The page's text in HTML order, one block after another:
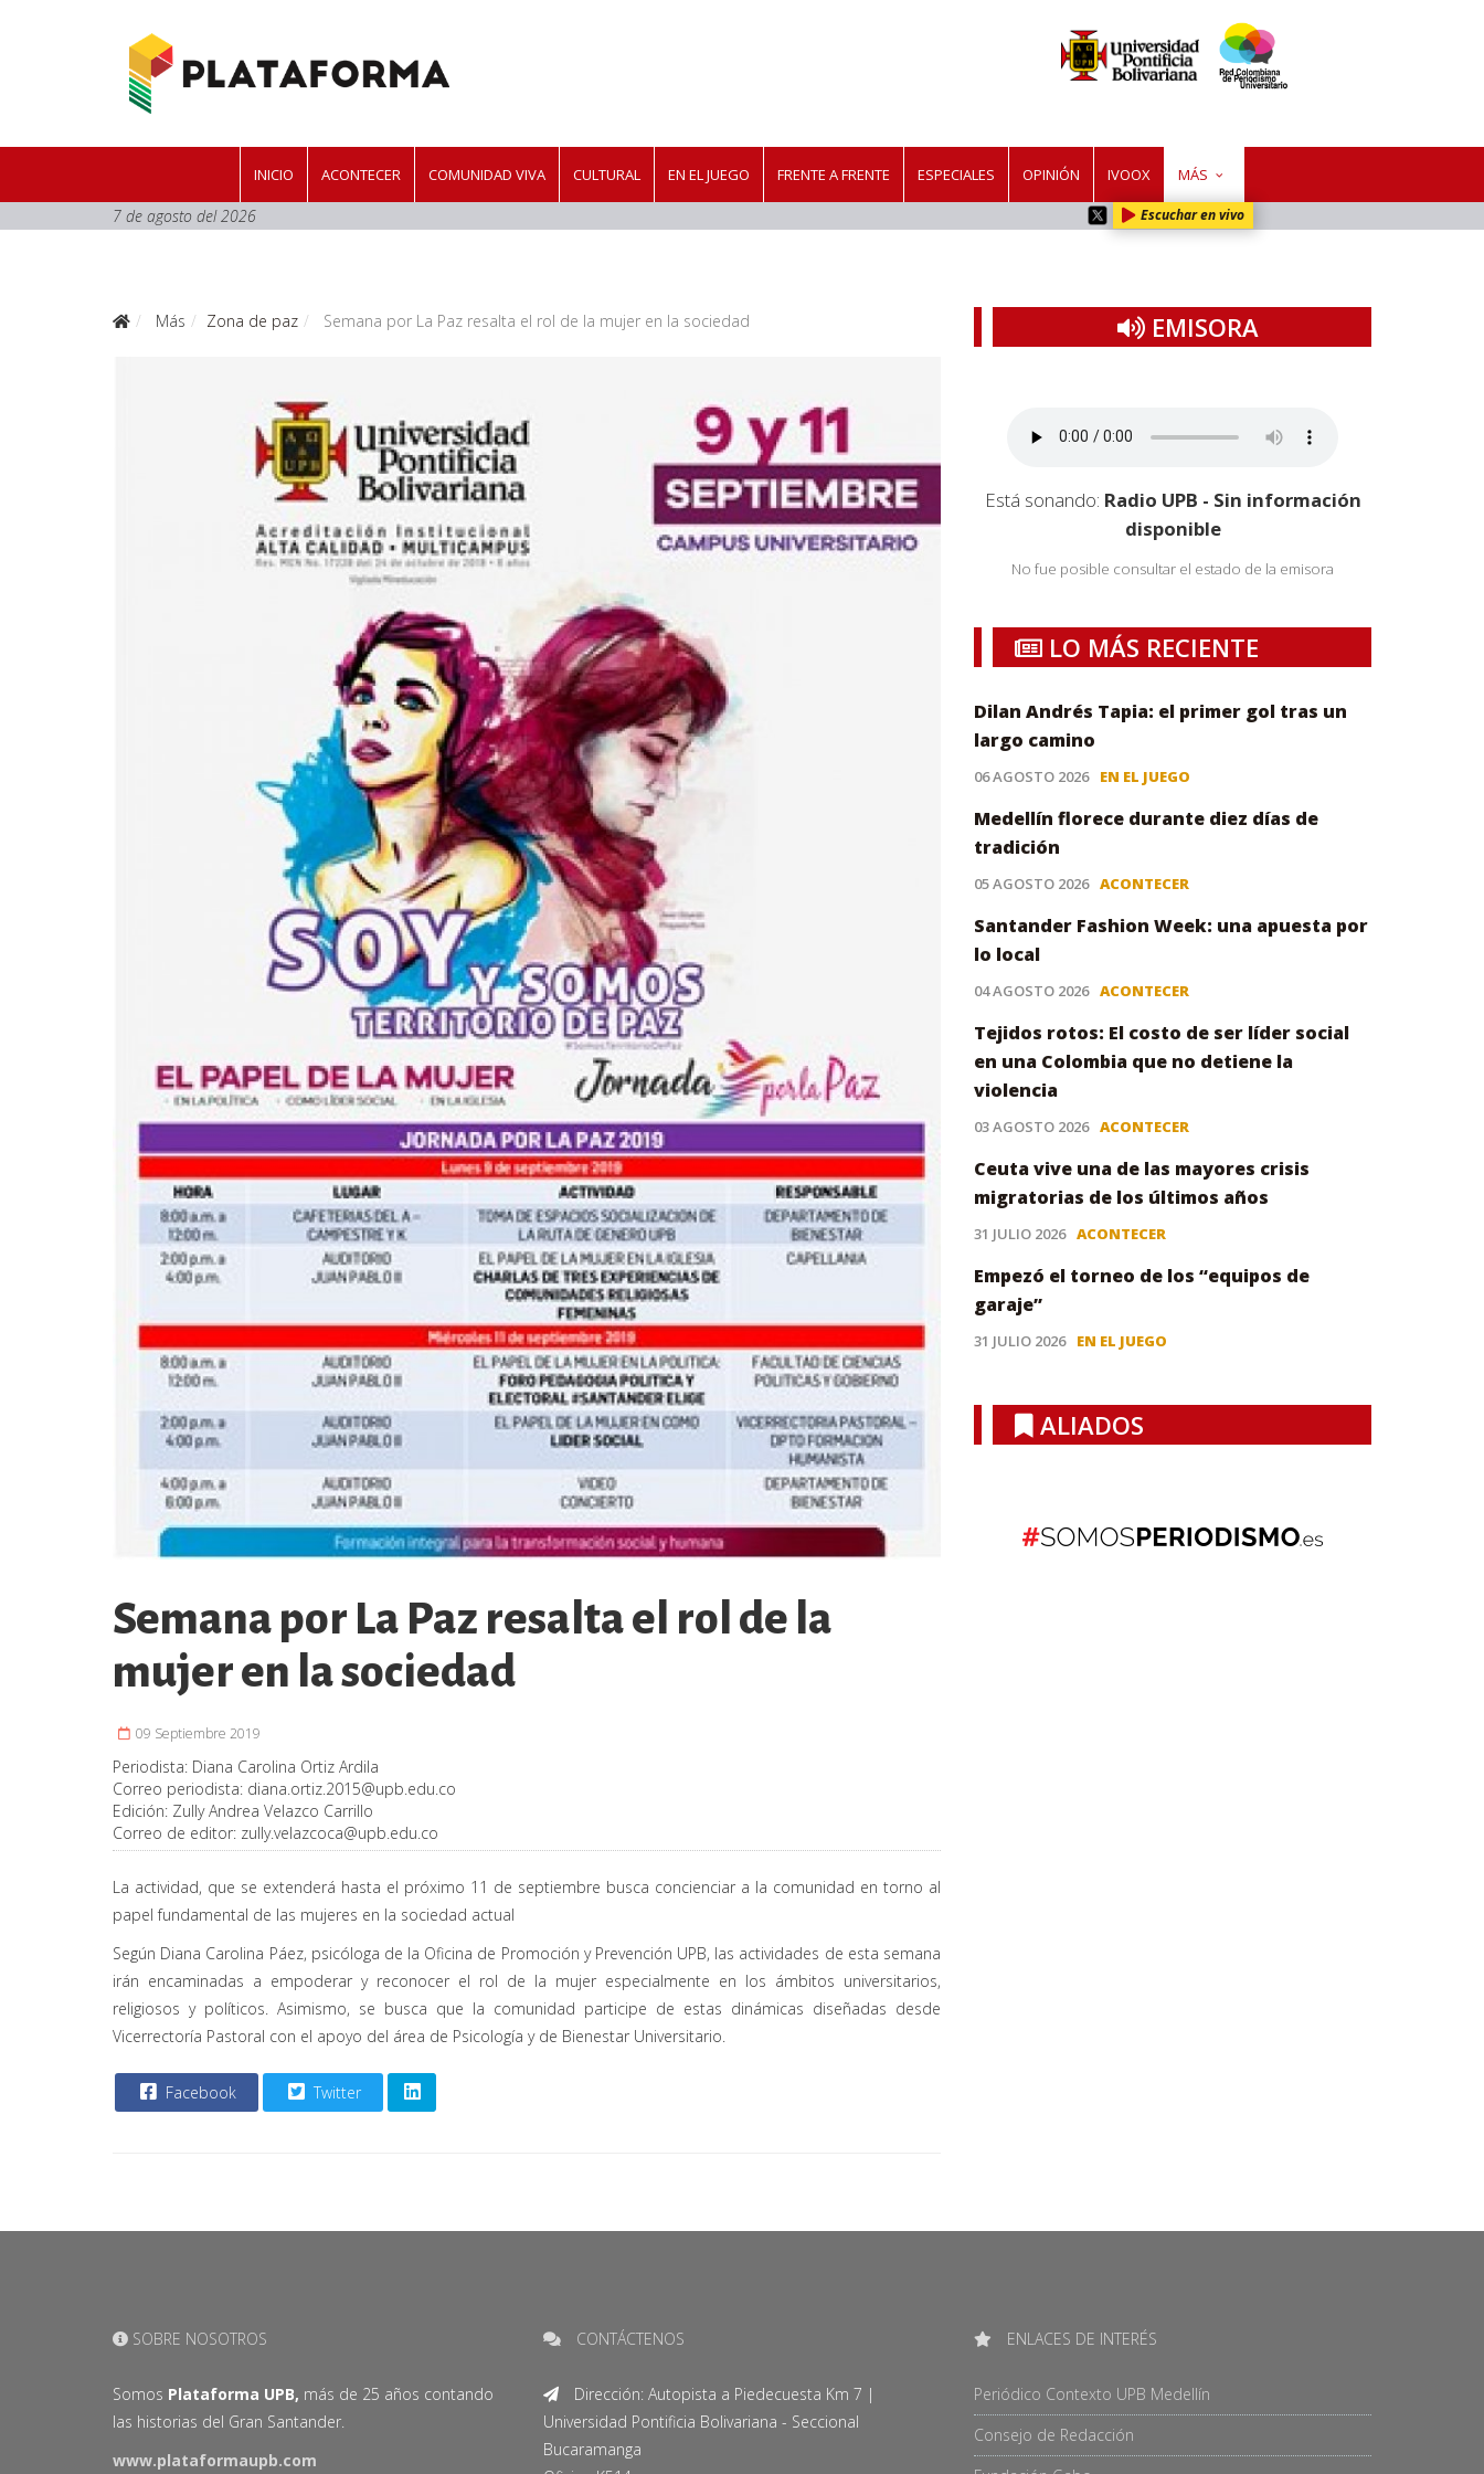
INICIO ACONTECER COMUNIDAD VIVA CULTURAL EN EL JUEGO FRENTE A FRENTE ESPECIALES OPINIÓN IVOOX MÁS
7 de agosto del 2026 Escuchar en vivo
Más Zona de paz Semana por La Paz resalta el rol de la mujer en la sociedad
Semana por La Paz resalta el rol de la
mujer en la sociedad
09 Septiembre 2019
Periodista: Diana Carolina Ortiz Ardila
Correo periodista: diana.ortiz.2015@upb.edu.co
Edición: Zully Andrea Velazco Carrillo
Correo de editor: zully.velazcoca@upb.edu.co
La actividad, que se extenderá hasta el próximo 11 de septiembre busca concienciar a la comunidad en torno al
papel fundamental de las mujeres en la sociedad actual
Según Diana Carolina Páez, psicóloga de la Oficina de Promoción y Prevención UPB, las actividades de esta semana
irán encaminadas a empoderar y reconocer el rol de la mujer especialmente en los ámbitos universitarios,
religiosos y políticos. Asimismo, se busca que la comunidad participe de estas dinámicas diseñadas desde
Vicerrectoría Pastoral con el apoyo del área de Psicología y de Bienestar Universitario.
Facebook Twitter
EMISORA
Está sonando: Radio UPB - Sin información
disponible
No fue posible consultar el estado de la emisora
LO MÁS RECIENTE
Dilan Andrés Tapia: el primer gol tras un
largo camino
06 AGOSTO 2026 EN EL JUEGO
Medellín florece durante diez días de
tradición
05 AGOSTO 2026 ACONTECER
Santander Fashion Week: una apuesta por
lo local
04 AGOSTO 2026 ACONTECER
Tejidos rotos: El costo de ser líder social
en una Colombia que no detiene la
violencia
03 AGOSTO 2026 ACONTECER
Ceuta vive una de las mayores crisis
migratorias de los últimos años
31 JULIO 2026 ACONTECER
Empezó el torneo de los “equipos de
garaje”
31 JULIO 2026 EN EL JUEGO
ALIADOS
SOBRE NOSOTROS
Somos Plataforma UPB, más de 25 años contando
las historias del Gran Santander.
www.plataformaupb.com
CONTÁCTENOS
Dirección: Autopista a Piedecuesta Km 7 |
Universidad Pontificia Bolivariana - Seccional
Bucaramanga
ENLACES DE INTERÉS
Periódico Contexto UPB Medellín
Consejo de Redacción